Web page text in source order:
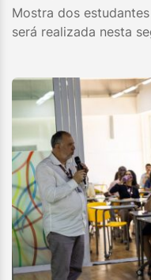
Mostra dos
será realizada nesta